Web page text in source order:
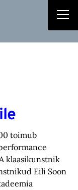
toimub
klaasikunstnik
Eili Soon